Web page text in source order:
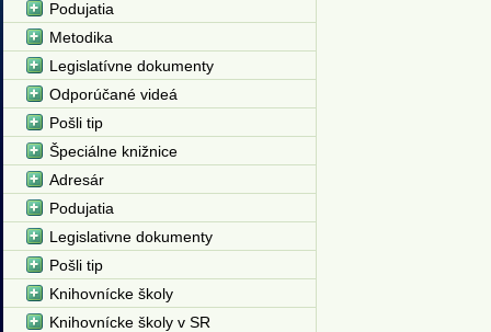
Podujatia
Metodika
Legislatívne dokumenty
Odporúčané videá
Pošli tip
Špeciálne knižnice
Adresár
Podujatia
Legislativne dokumenty
Pošli tip
Knihovnícke školy
Knihovnícke školy v SR